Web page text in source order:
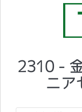
2310 -
ニア